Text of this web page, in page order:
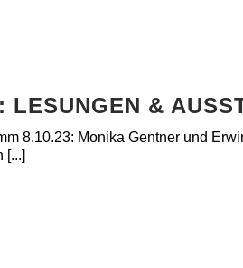
&
8.10.23: Monika Gentner und
[...]